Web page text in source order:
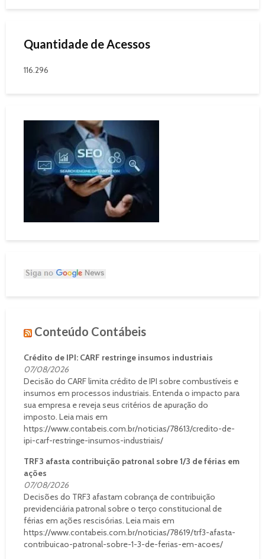
Quantidade de Acessos
116.296
Conteúdo Contábeis
Crédito de IPI: CARF restringe insumos industriais
07/08/2026
Decisão do CARF limita crédito de IPI sobre combustíveis e
insumos em processos industriais. Entenda o impacto para
sua empresa e reveja seus critérios de apuração do
imposto. Leia mais em
https://www.contabeis.com.br/noticias/78613/credito-de-
ipi-carf-restringe-insumos-industriais/
TRF3 afasta contribuição patronal sobre 1/3 de férias em
ações
07/08/2026
Decisões do TRF3 afastam cobrança de contribuição
previdenciária patronal sobre o terço constitucional de
férias em ações rescisórias. Leia mais em
https://www.contabeis.com.br/noticias/78619/trf3-afasta-
contribuicao-patronal-sobre-1-3-de-ferias-em-acoes/